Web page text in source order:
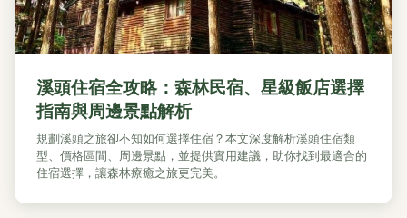
溪頭住宿全攻略：森林民宿、星級飯店選擇
指南與周邊景點解析
規劃溪頭之旅卻不知如何選擇住宿？本文深度解析溪頭住宿類
型、價格區間、周邊景點，並提供實用建議，助你找到最適合的
住宿選擇，讓森林療癒之旅更完美。